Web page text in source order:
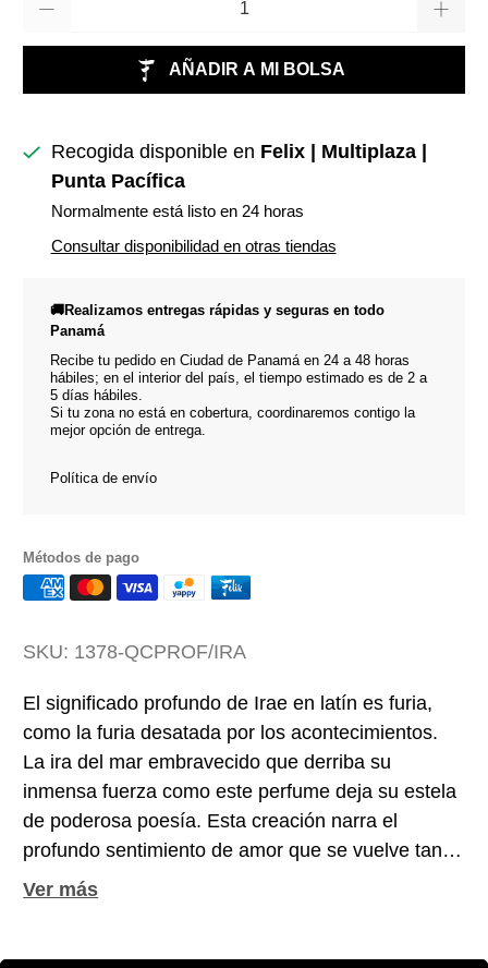
AÑADIR A MI BOLSA
Recogida disponible en Felix | Multiplaza |
Punta Pacífica
Normalmente está listo en 24 horas
Consultar disponibilidad en otras tiendas
🚚Realizamos entregas rápidas y seguras en todo
Panamá
Recibe tu pedido en Ciudad de Panamá en 24 a 48 horas
hábiles; en el interior del país, el tiempo estimado es de 2 a
5 días hábiles.
Si tu zona no está en cobertura, coordinaremos contigo la
mejor opción de entrega.
Política de envío
Métodos de pago
SKU: 1378-QCPROF/IRA
El significado profundo de Irae en latín es furia,
como la furia desatada por los acontecimientos.
La ira del mar embravecido que derriba su
inmensa fuerza como este perfume deja su estela
de poderosa poesía. Esta creación narra el
profundo sentimiento de amor que se vuelve tan
intenso que nos hace perder la razón y nos lleva